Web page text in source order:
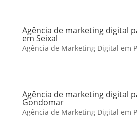
Agência de marketing digital
em Seixal
Agência de Marketing Digital em
Agência de marketing digital
Gondomar
Agência de Marketing Digital em